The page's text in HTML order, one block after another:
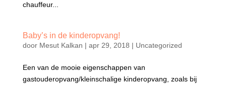
chauffeur...
Baby’s in de kinderopvang!
door Mesut Kalkan | apr 29, 2018 | Uncategorized
Een van de mooie eigenschappen van
gastouderopvang/kleinschalige kinderopvang, zoals bij